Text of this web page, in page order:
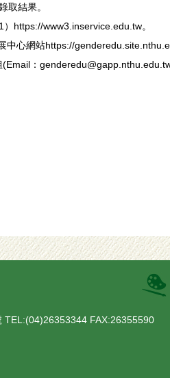
取結果。
https://www3.inservice.edu.tw。
心網站https://
：
TEL:(04)26353344 FAX:26355590